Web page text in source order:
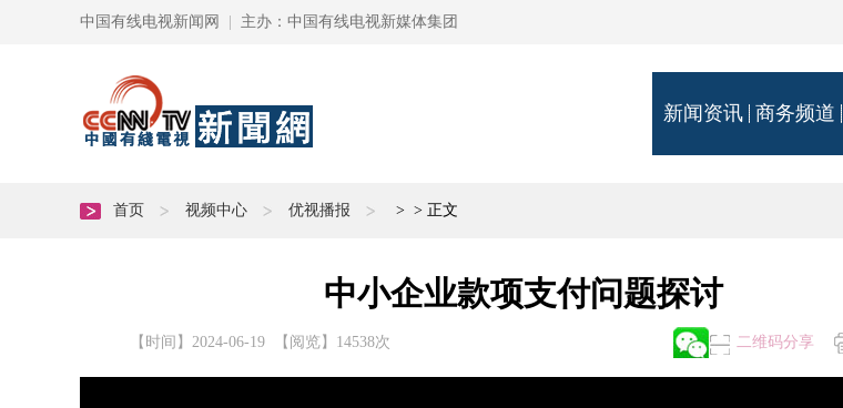
中国有线电视新闻网 主办：中国有线电视新媒体集团
新闻资讯 商务频道
首页 >
视频中心 >
优视播报 正文
中小企业款项支付问题探讨
【时间】2024-06-19 【阅览】 14538次 二维码分享